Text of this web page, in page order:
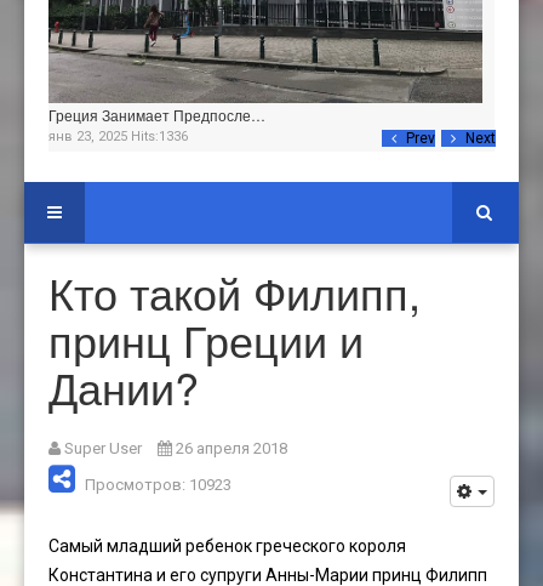
Prev Next
Греция Занимает Предпосле…
янв 23, 2025 Hits:1336
Кто такой Филипп,
принц Греции и
Дании?
Super User
26 апреля 2018
Просмотров: 10923
Самый младший ребенок греческого короля
Константина и его супруги Анны-Марии принц Филипп